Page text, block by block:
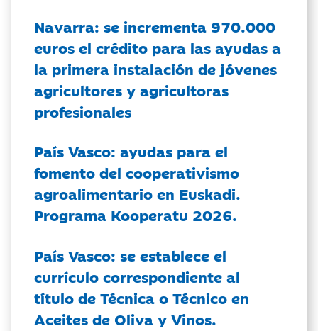
Navarra: se incrementa 970.000
euros el crédito para las ayudas a
la primera instalación de jóvenes
agricultores y agricultoras
profesionales
País Vasco: ayudas para el
fomento del cooperativismo
agroalimentario en Euskadi.
Programa Kooperatu 2026.
País Vasco: se establece el
currículo correspondiente al
título de Técnica o Técnico en
Aceites de Oliva y Vinos.